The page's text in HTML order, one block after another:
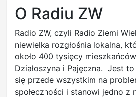
O Radiu ZW
Radio ZW, czyli Radio Ziemi
niewielka rozgłośnia lokalna,
około 400 tysięcy
Działoszyna i Pajęczna. Jest
się przede wszystkim na
społeczności i stanowi jedno z